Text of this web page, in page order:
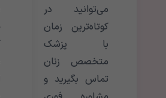
می‌توانید در
کوتاه‌ترین زمان
با پزشک
متخصص زنان
تماس بگیرید و